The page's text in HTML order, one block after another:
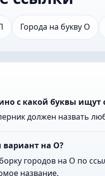
Города на букву О
с какой буквы
должен назвать
вариант на О?
городов на О по
название.